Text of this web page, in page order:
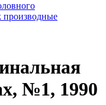
производные
№1, 1990